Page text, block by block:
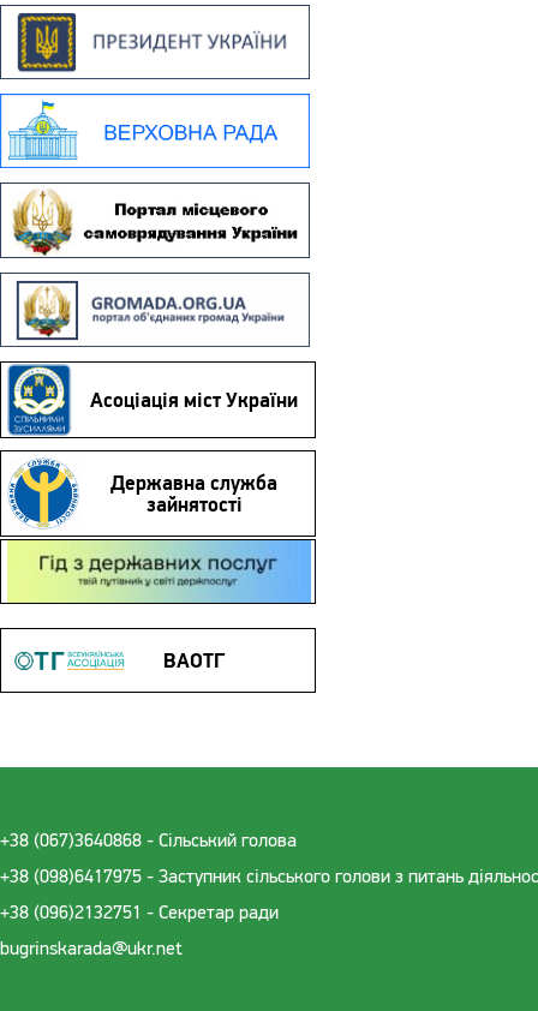
Асоціація міст України
Державна служба
зайнятості
Гід з державних послуг
ВАОТГ
+38 (067)3640868 - Cільський голова
+38 (098)6417975 - Заступник сільського голови з питань
+38 (096)2132751 - Секретар ради
bugrinskarada@ukr.net